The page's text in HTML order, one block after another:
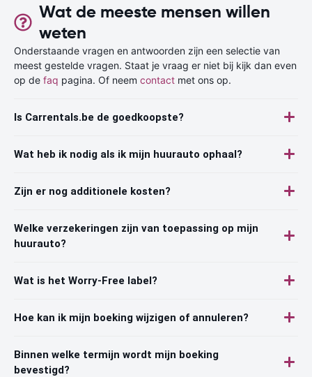
Wat de meeste mensen willen
weten
Onderstaande vragen en antwoorden zijn een selectie van
meest gestelde vragen. Staat je vraag er niet bij kijk dan even
op de faq pagina. Of neem contact met ons op.
Is Carrentals.be de goedkoopste?
Wat heb ik nodig als ik mijn huurauto ophaal?
Zijn er nog additionele kosten?
Welke verzekeringen zijn van toepassing op mijn
huurauto?
Wat is het Worry-Free label?
Hoe kan ik mijn boeking wijzigen of annuleren?
Binnen welke termijn wordt mijn boeking
bevestigd?